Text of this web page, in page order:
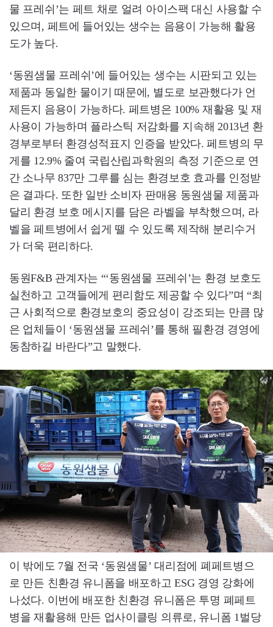
물 프레쉬’는 페트 채로 얼려 아이스팩 대신 사용할 수
있으며, 페트에 들어있는 생수는 음용이 가능해 활용
도가 높다.
‘동원샘물 프레쉬’에 들어있는 생수는 시판되고 있는
제품과 동일한 물이기 때문에, 별도로 보관했다가 언
제든지 음용이 가능하다. 페트병은 100% 재활용 및 재
사용이 가능하며 플라스틱 저감화를 지속해 2013년 환
경부로부터 환경성적표지 인증을 받았다. 페트병의 무
게를 12.9% 줄여 국립산립과학원의 측정 기준으로 연
간 소나무 837만 그루를 심는 환경보호 효과를 인정받
은 결과다. 또한 일반 소비자 판매용 동원샘물 제품과
달리 환경 보호 메시지를 담은 라벨을 부착했으며, 라
벨을 페트병에서 쉽게 뗄 수 있도록 제작해 분리수거
가 더욱 편리하다.
동원F&B 관계자는 “‘동원샘물 프레쉬’는 환경 보호도
실천하고 고객들에게 편리함도 제공할 수 있다”며 “최
근 사회적으로 환경보호의 중요성이 강조되는 만큼 많
은 업체들이 ‘동원샘물 프레쉬’를 통해 필환경 경영에
동참하길 바란다”고 말했다.
이 밖에도 7월 전국 ‘동원샘물’ 대리점에 폐페트병으
로 만든 친환경 유니폼을 배포하고 ESG 경영 강화에
나섰다. 이번에 배포한 친환경 유니폼은 투명 폐페트
병을 재활용해 만든 업사이클링 의류로, 유니폼 1벌당